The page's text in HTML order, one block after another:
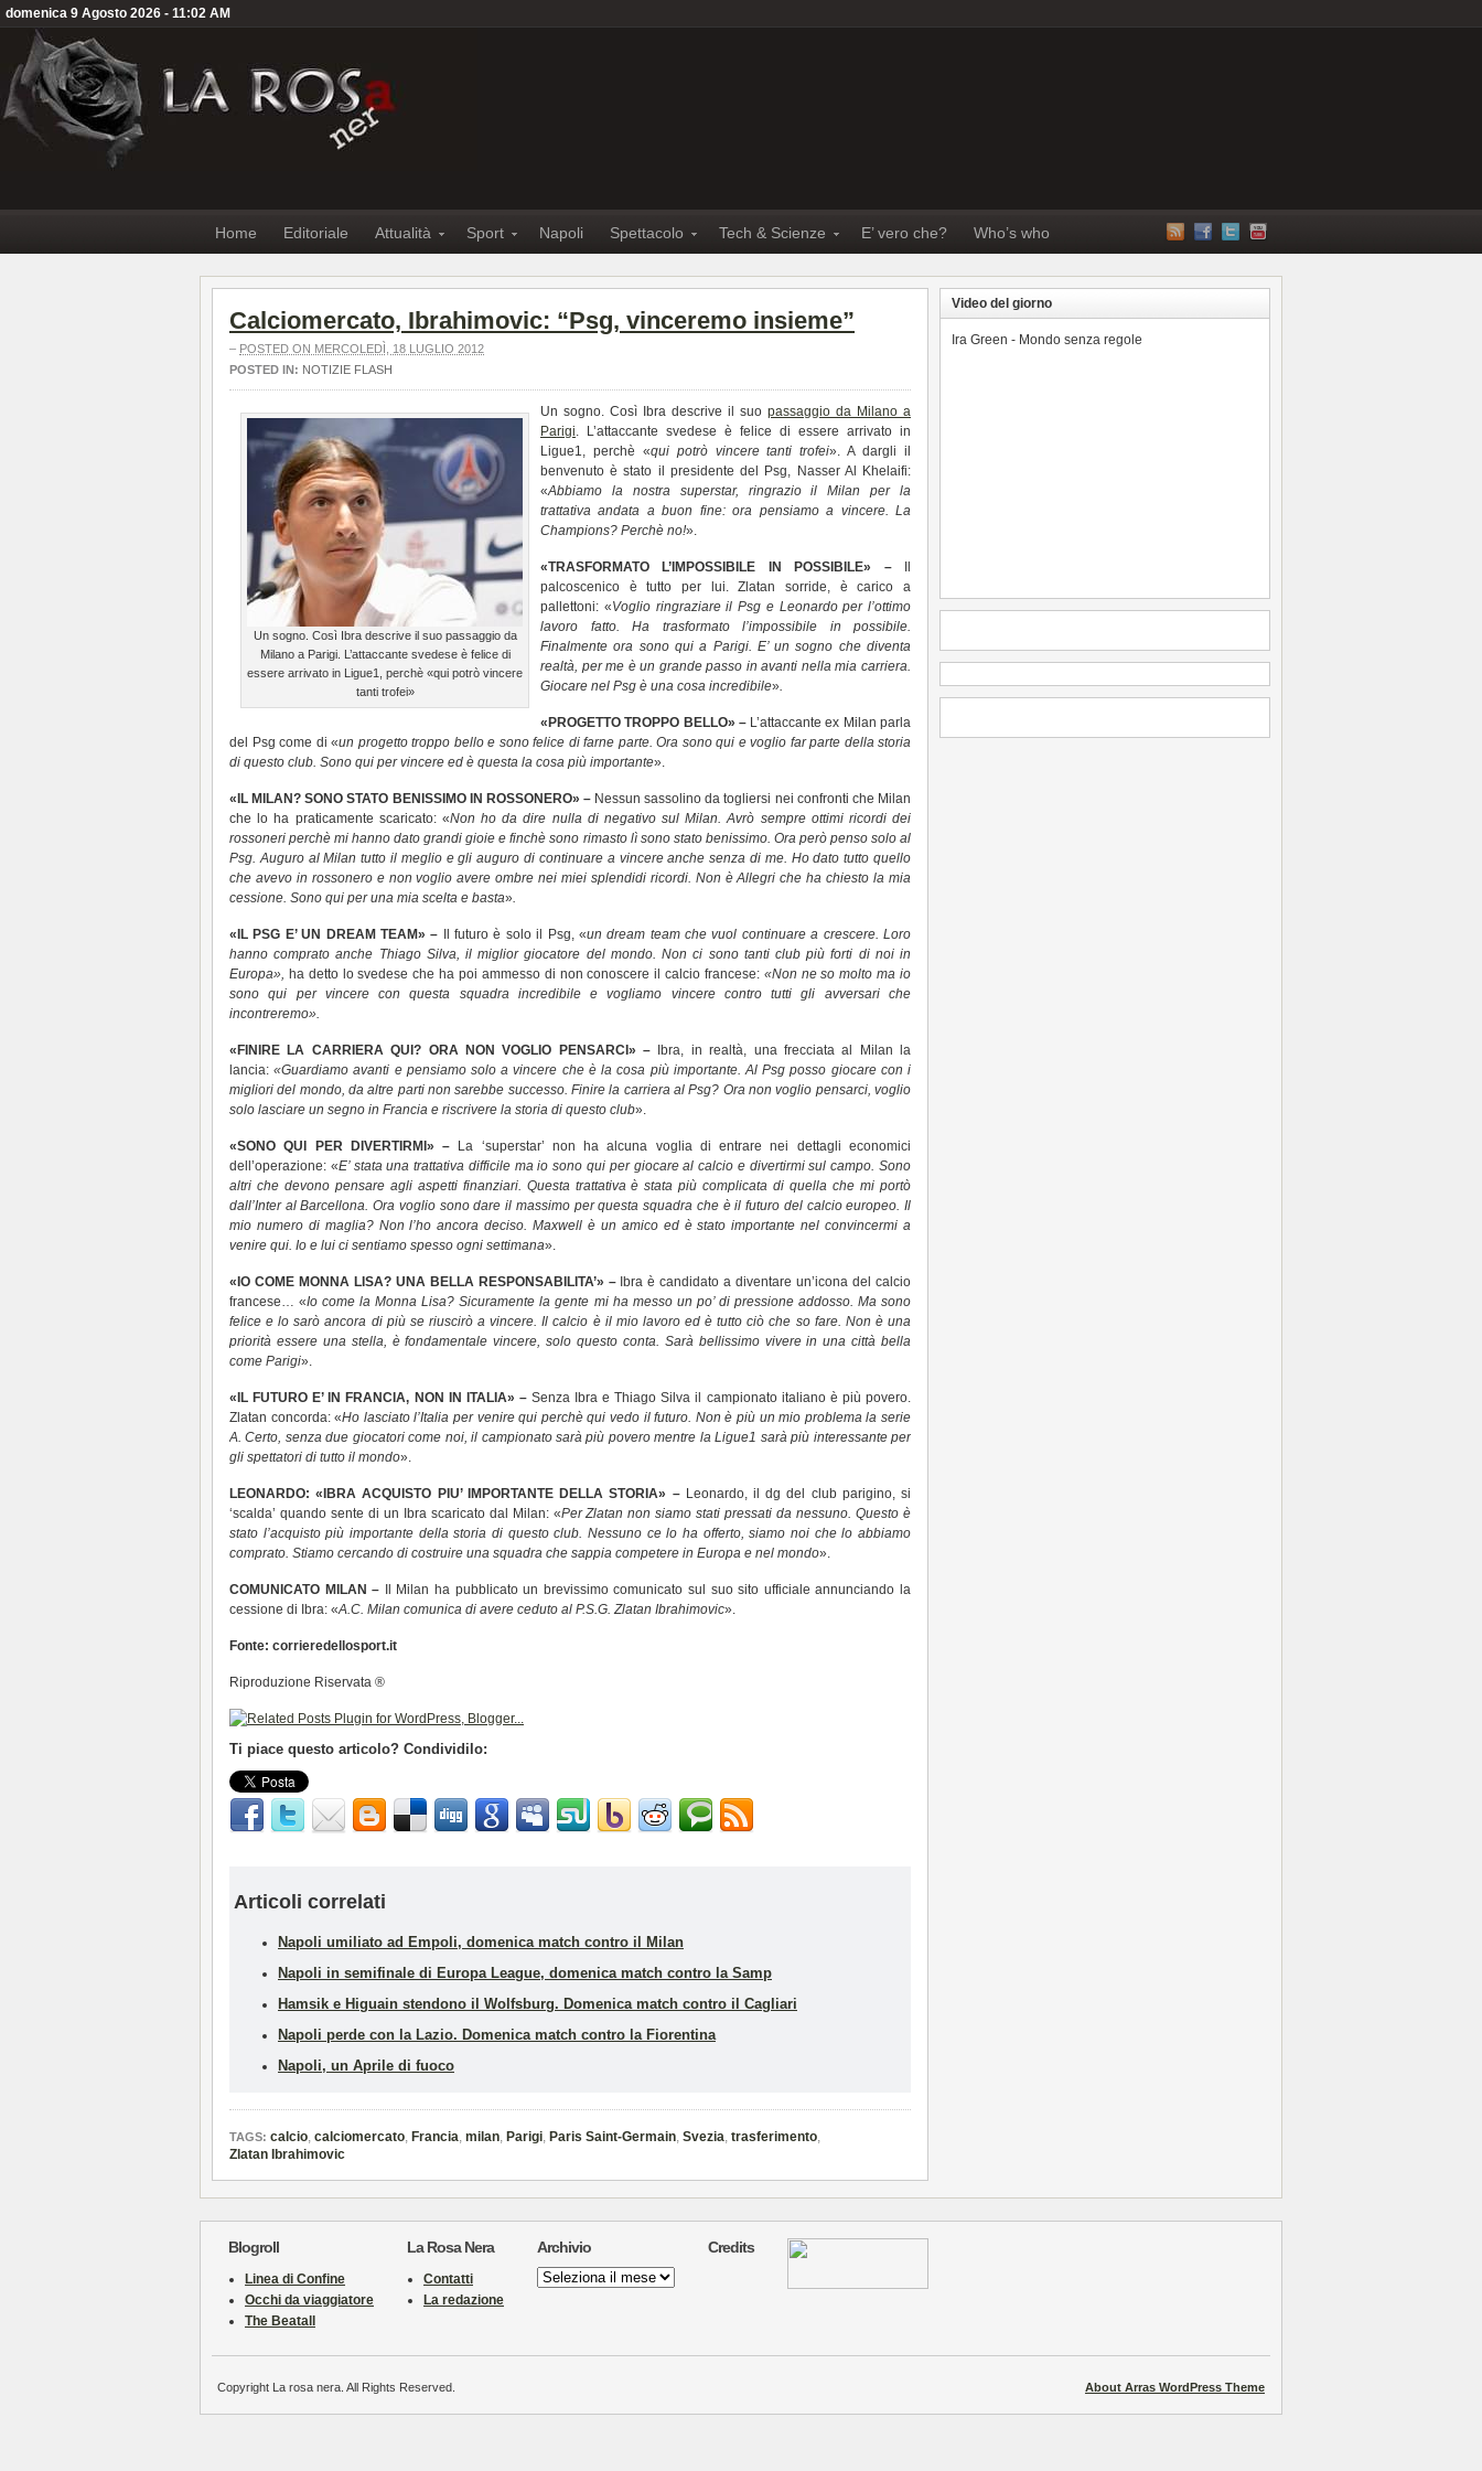
domenica 9 Agosto 2026 - 11:02 AM
Home Editoriale Attualità Sport Napoli Spettacolo Tech & Scienze E’ vero che? Who’s who
Calciomercato, Ibrahimovic: “Psg, vinceremo insieme”
– POSTED ON MERCOLEDÌ, 18 LUGLIO 2012
POSTED IN: NOTIZIE FLASH
Un sogno. Così Ibra descrive il suo passaggio da
Milano a Parigi. L’attaccante svedese è felice di
essere arrivato in Ligue1, perchè «qui potrò vincere
tanti trofei»
Un sogno. Così Ibra descrive il suo passaggio da Milano a
Parigi. L’attaccante svedese è felice di essere arrivato in
Ligue1, perchè «qui potrò vincere tanti trofei». A dargli il
benvenuto è stato il presidente del Psg, Nasser Al Khelaifi:
«Abbiamo la nostra superstar, ringrazio il Milan per la
trattativa andata a buon fine: ora pensiamo a vincere. La
Champions? Perchè no!».
«TRASFORMATO L’IMPOSSIBILE IN POSSIBILE» –
palcoscenico è tutto per lui. Zlatan sorride, è carico a
pallettoni: «Voglio ringraziare il Psg e Leonardo per l’ottimo
lavoro fatto. Ha trasformato l’impossibile in possibile.
Finalmente ora sono qui a Parigi. E’ un sogno che diventa
realtà, per me è un grande passo in avanti nella mia carriera.
Giocare nel Psg è una cosa incredibile».
«PROGETTO TROPPO BELLO» – L’attaccante ex Milan parla
del Psg come di «un progetto troppo bello e sono felice di farne parte. Ora sono qui e voglio far parte della storia
di questo club. Sono qui per vincere ed è questa la cosa più importante».
«IL MILAN? SONO STATO BENISSIMO IN ROSSONERO» – Nessun sassolino da togliersi nei confronti che Milan
che lo ha praticamente scaricato: «Non ho da dire nulla di negativo sul Milan. Avrò sempre ottimi ricordi dei
rossoneri perchè mi hanno dato grandi gioie e finchè sono rimasto lì sono stato benissimo. Ora però penso solo al
Psg. Auguro al Milan tutto il meglio e gli auguro di continuare a vincere anche senza di me. Ho dato tutto quello
che avevo in rossonero e non voglio avere ombre nei miei splendidi ricordi. Non è Allegri che ha chiesto la mia
cessione. Sono qui per una mia scelta e basta».
«IL PSG E’ UN DREAM TEAM» – Il futuro è solo il Psg, «un dream team che vuol continuare a crescere. Loro
hanno comprato anche Thiago Silva, il miglior giocatore del mondo. Non ci sono tanti club più forti di noi in
Europa», ha detto lo svedese che ha poi ammesso di non conoscere il calcio francese: «Non ne so molto ma io
sono qui per vincere con questa squadra incredibile e vogliamo vincere contro tutti gli avversari che
incontreremo».
«FINIRE LA CARRIERA QUI? ORA NON VOGLIO PENSARCI» –
Ibra, in realtà, una frecciata al Milan la
lancia:«Guardiamo avanti e pensiamo solo a vincere che è la cosa più importante. Al Psg posso giocare con i
migliori del mondo, da altre parti non sarebbe successo. Finire la carriera al Psg? Ora non voglio pensarci, voglio
solo lasciare un segno in Francia e riscrivere la storia di questo club».
«SONO QUI PER DIVERTIRMI» –
La ‘superstar’ non ha alcuna voglia di entrare nei dettagli economici
dell’operazione: «E’ stata una trattativa difficile ma io sono qui per giocare al calcio e divertirmi sul campo. Sono
altri che devono pensare agli aspetti finanziari. Questa trattativa è stata più complicata di quella che mi portò
dall’Inter al Barcellona. Ora voglio sono dare il massimo per questa squadra che è il futuro del calcio europeo. Il
mio numero di maglia? Non l’ho ancora deciso. Maxwell è un amico ed è stato importante nel convincermi a
venire qui. Io e lui ci sentiamo spesso ogni settimana».
«IO COME MONNA LISA? UNA BELLA RESPONSABILITA’» – Ibra è candidato a diventare un’icona del calcio
francese… «Io come la Monna Lisa? Sicuramente la gente mi ha messo un po’ di pressione addosso. Ma sono
felice e lo sarò ancora di più se riuscirò a vincere. Il calcio è il mio lavoro ed è tutto ciò che so fare. Non è una
priorità essere una stella, è fondamentale vincere, solo questo conta. Sarà bellissimo vivere in una città bella
come Parigi».
«IL FUTURO E’ IN FRANCIA, NON IN ITALIA» –Senza Ibra e Thiago Silva il campionato italiano è più povero.
Zlatan concorda: «Ho lasciato l’Italia per venire qui perchè qui vedo il futuro. Non è più un mio problema la serie
A. Certo, senza due giocatori come noi, il campionato sarà più povero mentre la Ligue1 sarà più interessante per
gli spettatori di tutto il mondo».
LEONARDO: «IBRA ACQUISTO PIU’ IMPORTANTE DELLA STORIA» – Leonardo, il dg del club parigino, si
‘scalda’ quando sente di un Ibra scaricato dal Milan: «Per Zlatan non siamo stati pressati da nessuno. Questo è
stato l’acquisto più importante della storia di questo club. Nessuno ce lo ha offerto, siamo noi che lo abbiamo
comprato. Stiamo cercando di costruire una squadra che sappia competere in Europa e nel mondo».
COMUNICATO MILAN –
Il Milan ha pubblicato un brevissimo comunicato sul suo sito ufficiale annunciando la
cessione di Ibra: «A.C. Milan comunica di avere ceduto al P.S.G. Zlatan Ibrahimovic».
Fonte: corrieredellosport.it
Riproduzione Riservata ®
Ti piace questo articolo? Condividilo:
Articoli correlati
Napoli umiliato ad Empoli, domenica match contro il Milan
Napoli in semifinale di Europa League, domenica match contro la Samp
Hamsik e Higuain stendono il Wolfsburg. Domenica match contro il Cagliari
Napoli perde con la Lazio. Domenica match contro la Fiorentina
Napoli, un Aprile di fuoco
TAGS: calcio, calciomercato, Francia, milan, Parigi, Paris Saint-Germain, Svezia, trasferimento,
Zlatan Ibrahimovic
Video del giorno
Ira Green - Mondo senza regole
Blogroll
Linea di Confine
Occhi da viaggiatore
The Beatall
La Rosa Nera
Contatti
La redazione
Archivio
Archivio
Credits
About Arras WordPress Theme
Copyright La rosa nera. All Rights Reserved.